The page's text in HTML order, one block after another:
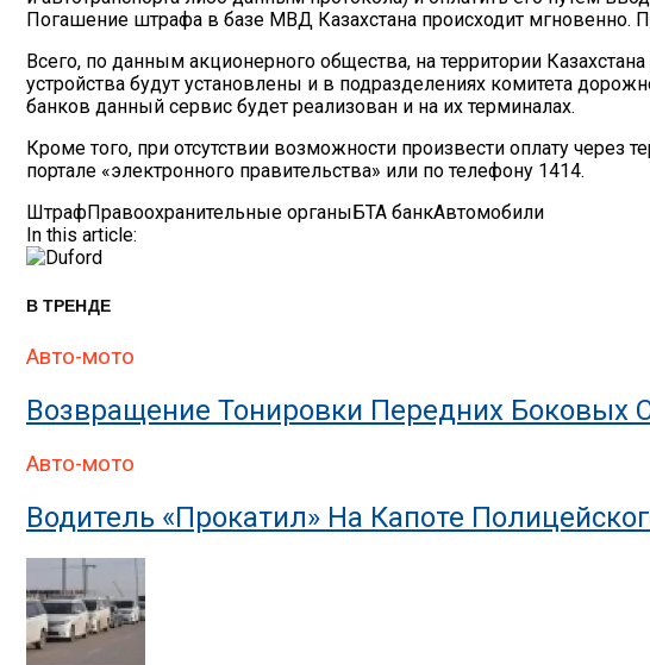
Погашение штрафа в базе МВД Казахстана происходит мгновенно.
Всего, по данным акционерного общества, на территории
устройства будут установлены и в подразделениях комитета
банков данный сервис будет реализован и на их терминалах.
Кроме того, при отсутствии возможности произвести оплату
портале «электронного правительства» или по телефону 1414.
ШтрафПравоохранительные органыБТА банкАвтомобили
In this article:
В ТРЕНДЕ
Авто-мото
Возвращение Тонировки Передних Боковых
Авто-мото
Водитель «прокатил» На Капоте